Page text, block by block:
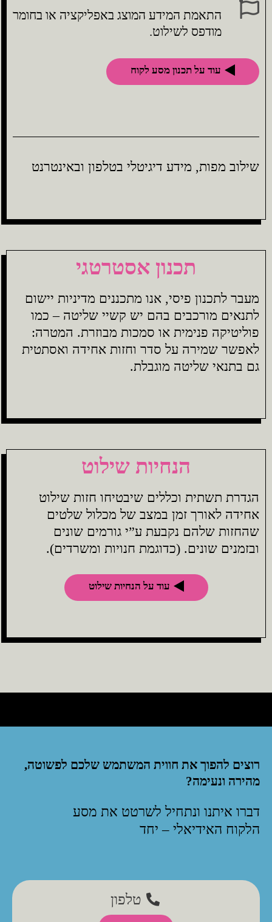
התאמת המידע המוצג באפליקציה או בחומר
מודפס לשילוט.
עוד על תכנון מסע לקוח
שילוב מפות, מידע דיגיטלי בטלפון ובאינטרנט
תכנון אסטרטגי
מעבר לתכנון פיסי, אנו מתכננים מדיניות יישום
לתנאים מורכבים בהם יש קשיי שליטה – כמו
פוליטיקה פנימית או סמכות מבוזרת. המטרה:
לאפשר שמירה על סדר וחזות אחידה ואסתטית
גם בתנאי שליטה מוגבלת.
הנחיות שילוט
הגדרת תשתית וכללים שיבטיחו חזות שילוט
אחידה לאורך זמן במצב של מכלול שלטים
שהחזות שלהם נקבעת ע”י גורמים שונים
ובזמנים שונים. (כדוגמת חנויות ומשרדים).
עוד על הנחיות שילוט
רוצים להפוך את חווית המשתמש שלכם לפשוטה,
מהירה ונעימה?
דברו איתנו ונתחיל לשרטט את מסע
הלקוח האידיאלי – יחד
טלפון